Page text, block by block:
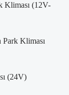
Kliması (12V-
Kliması
(24V)